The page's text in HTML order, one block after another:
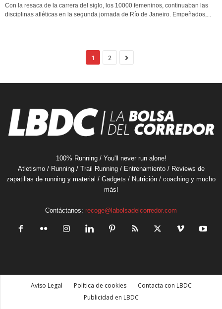
Con la resaca de la carrera del siglo, los 10000 femeninos, continuaban las
disciplinas atléticas en la segunda jornada de Río de Janeiro. Empeñados,...
1 2
100% Running / You'll never run alone!
Atletismo / Running / Trail Running / Entrenamiento / Reviews de
zapatillas de running y material / Gadgets / Nutrición / coaching y mucho
más!
Contáctanos: recoge@labolsadelcorredor.com
Aviso Legal Política de cookies
Contacta con LBDC
Publicidad en LBDC